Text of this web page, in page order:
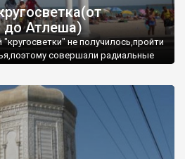
до Атлеша)
не получилось,пройти
совершали радиальные